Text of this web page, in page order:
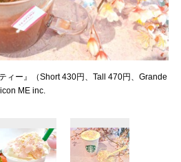
ィー』（Short 430円、Tall 470円、Grande
ME inc.